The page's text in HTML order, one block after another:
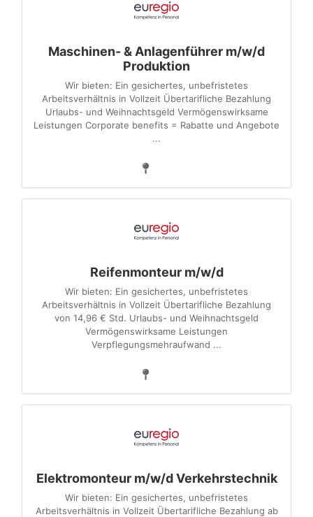
Maschinen- & Anlagenführer m/w/d
Produktion
Wir bieten: Ein gesichertes, unbefristetes
Arbeitsverhältnis in Vollzeit Übertarifliche Bezahlung
Urlaubs- und Weihnachtsgeld Vermögenswirksame
Leistungen Corporate benefits = Rabatte und Angebote
...
Reifenmonteur m/w/d
Wir bieten: Ein gesichertes, unbefristetes
Arbeitsverhältnis in Vollzeit Übertarifliche Bezahlung
von 14,96 € Std. Urlaubs- und Weihnachtsgeld
Vermögenswirksame Leistungen
Verpflegungsmehraufwand ...
Elektromonteur m/w/d Verkehrstechnik
Wir bieten: Ein gesichertes, unbefristetes
Arbeitsverhältnis in Vollzeit Übertarifliche Bezahlung ab